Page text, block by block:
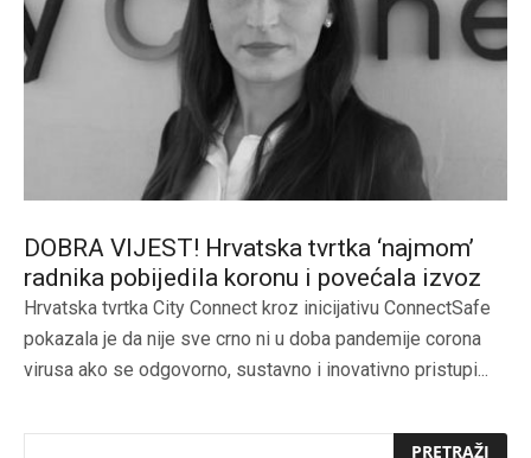
DOBRA VIJEST! Hrvatska tvrtka ‘najmom’
radnika pobijedila koronu i povećala izvoz
Hrvatska tvrtka City Connect kroz inicijativu ConnectSafe
pokazala je da nije sve crno ni u doba pandemije corona
virusa ako se odgovorno, sustavno i inovativno pristupi...